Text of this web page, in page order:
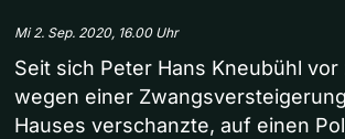
Mi 2. Sep. 2020, 16.00 Uhr
Seit sich Peter Hans Kneubühl
wegen einer
Hauses verschanzte, auf einen